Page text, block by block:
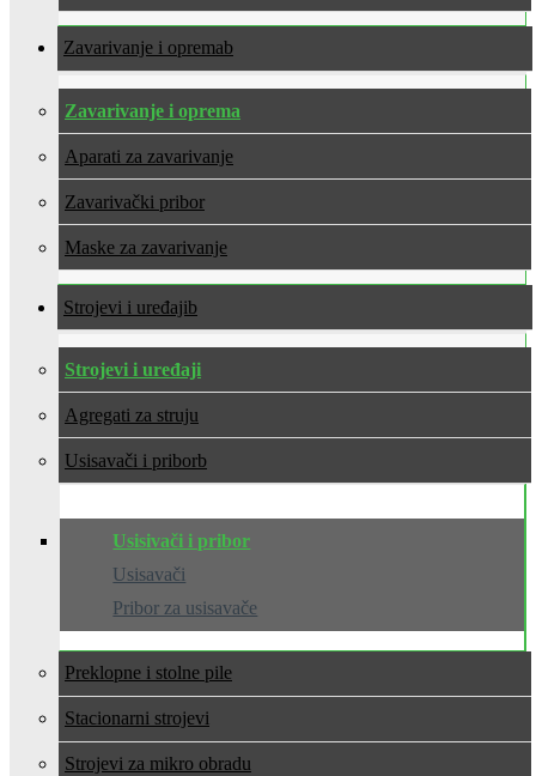
Zavarivanje i oprema
Zavarivanje i oprema
Aparati za zavarivanje
Zavarivački pribor
Maske za zavarivanje
Strojevi i uređaji
Strojevi i uređaji
Agregati za struju
Usisavači i pribor
Usisivači i pribor
Usisavači
Pribor za usisavače
Preklopne i stolne pile
Stacionarni strojevi
Strojevi za mikro obradu